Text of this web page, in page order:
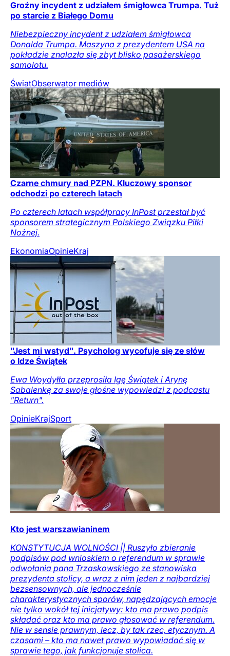
Groźny incydent z udziałem śmigłowca Trumpa. Tuż
po starcie z Białego Domu
Niebezpieczny incydent z udziałem śmigłowca
Donalda Trumpa. Maszyna z prezydentem USA na
pokładzie znalazła się zbyt blisko pasażerskiego
samolotu.
ŚwiatObserwator mediów
Czarne chmury nad PZPN. Kluczowy sponsor
odchodzi po czterech latach
Po czterech latach współpracy InPost przestał być
sponsorem strategicznym Polskiego Związku Piłki
Nożnej.
EkonomiaOpinieKraj
"Jest mi wstyd". Psycholog wycofuje się ze słów
o Idze Świątek
Ewa Woydyłło przeprosiła Igę Świątek i Arynę
Sabalenkę za swoje głośne wypowiedzi z podcastu
"Return".
OpinieKrajSport
Kto jest warszawianinem
KONSTYTUCJA WOLNOŚCI || Ruszyło zbieranie
podpisów pod wnioskiem o referendum w sprawie
odwołania pana Trzaskowskiego ze stanowiska
prezydenta stolicy, a wraz z nim jeden z najbardziej
bezsensownych, ale jednocześnie
charakterystycznych sporów, napędzających emocje
nie tylko wokół tej inicjatywy: kto ma prawo podpis
składać oraz kto ma prawo głosować w referendum.
Nie w sensie prawnym, lecz, by tak rzec, etycznym. A
czasami – kto ma nawet prawo wypowiadać się w
sprawie tego, jak funkcjonuje stolica.